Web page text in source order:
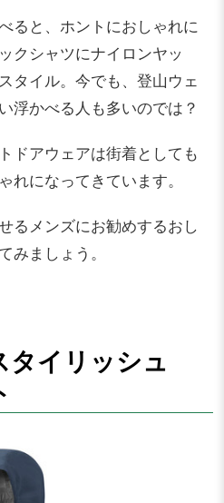
ると、ホントにおしゃれに
クシャツにナイロンヤッ
タイル。今でも、登山ウェ
浮かべる人も多いのでは？
ドアウェアは街着としても
れになってきています。
るメンズにお勧めするおし
みましょう。
タイリッシュ